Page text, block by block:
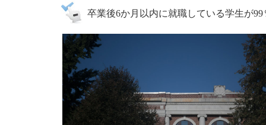
卒業後6か月以内に就職している学生が99